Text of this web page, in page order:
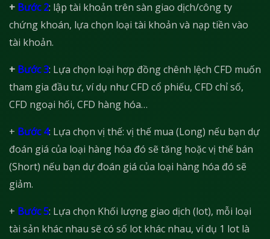
+ Bước 2: lập tài khoản trên sàn giao dịch/công ty
chứng khoán, lựa chọn loại tài khoản và nạp tiền vào
tài khoản.
+ Bước 3: Lựa chọn loại hợp đồng chênh lệch CFD muốn
tham gia đầu tư, ví dụ như CFD cổ phiếu, CFD chỉ số,
CFD ngoại hối, CFD hàng hóa…
+ Bước 4: Lựa chọn vị thế: vị thế mua (Long) nếu bạn dự
đoán giá của loại hàng hóa đó sẽ tăng hoặc vị thế bán
(Short) nếu bạn dự đoán giá của loại hàng hóa đó sẽ
giảm.
+ Bước 5: Lựa chọn Khối lượng giao dịch (lot), mỗi loại
tài sản khác nhau sẽ có số lot khác nhau, ví dụ 1 lot là